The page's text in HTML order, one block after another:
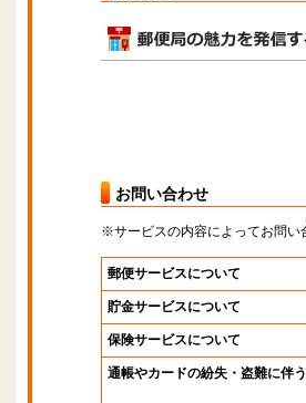
お問い合わせ
※サービスの内容によってお問い
郵便サービスについて
貯金サービスについて
保険サービスについて
通帳やカードの紛失・盗難に伴